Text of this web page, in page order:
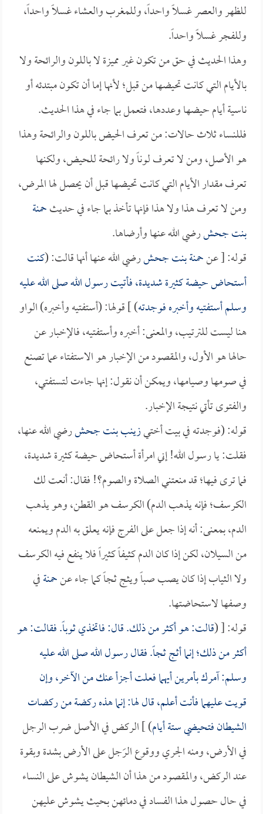
للظهر والعصر غسلاً واحداً، وللمغرب والعشاء غسلاً واحداً،
وللفجر غسلاً واحداً.
وهذا الحديث في حق من تكون غير مميزة لا باللون والرائحة ولا
بالأيام التي كانت تحيضها من قبل؛ لأنها إما أن تكون مبتدئه أو
ناسية أيام حيضها وعددها، فتعمل بما جاء في هذا الحديث.
فللنساء ثلاث حالات: من تعرف الحيض باللون والرائحة وهذا
هو الأصل، ومن لا تعرف لوناً ولا رائحة للحيض، ولكنها
تعرف مقدار الأيام التي كانت تحيضها قبل أن يحصل لها المرض،
ومن لا تعرف هذا ولا هذا فإنها تأخذ بما جاء في حديثحمنة
بنت جحشرضي الله عنها وأرضاها.
قوله: [ عنحمنة بنت جحشرضي الله عنها أنها قالت: (كنت
أستحاض حيضة كثيرة شديدة، فأتيت رسول الله صلى الله عليه
وسلم أستفتيه وأخبره فوجدته) ] قولها: (أستفتيه وأخبره) الواو
هنا ليست للترتيب، والمعنى: أخبره وأستفتيه، فالإخبار عن
حالها هو الأول، والمقصود من الإخبار هو الاستفتاء عما تصنع
في صومها وصيامها، ويمكن أن نقول: إنها جاءت لتستفتي،
والفتوى تأتي نتيجة الإخبار.
قوله: (فوجدته في بيت أختيزينب بنت جحشرضي الله عنها،
فقلت: يا رسول الله! إني امرأة أستحاض حيضة كثيرة شديدة،
فما ترى فيها؛ قد منعتني الصلاة والصوم؟! فقال: أنعت لك
الكرسف؛ فإنه يذهب الدم) الكرسف هو القطن، وهو يذهب
الدم، بمعنى: أنه إذا جعل على الفرج فإنه يعلق به الدم ويمنعه
من السيلان، لكن إذا كان الدم كثيفاً كثيراً فلا ينفع فيه الكرسف
ولا الثياب إذا كان يصب صباً ويثج ثجاً كما جاء عنحمنةفي
وصفها لاستحاضتها.
قوله: [ (قالت: هو أكثر من ذلك. قال: فاتخذي ثوباً. فقالت: هو
أكثر من ذلك؛ إنما أثج ثجاً. فقال رسول الله صلى الله عليه
وسلم: آمرك بأمرين أيهما فعلت أجزأ عنك من الآخر، وإن
قويت عليهما فأنت أعلم، قال لها: إنما هذه ركضة من ركضات
الشيطان فتحيضي ستة أيام) ] الركض في الأصل ضرب الرجل
في الأرض، ومنه الجري ووقوع الرَجل على الأرض بشدة وبقوة
عند الركض، والمقصود من هذا أن الشيطان يشوش على النساء
في حال حصول هذا الفساد في دمائهن بحيث يشوش عليهن